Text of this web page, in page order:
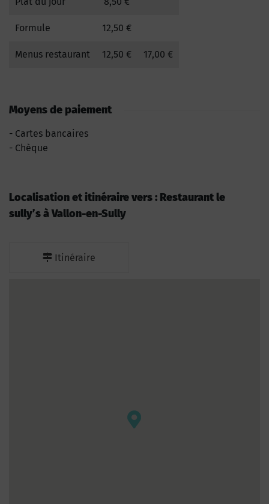
Formule 12,50 €
Menus restaurant 12,50 € 17,00 €
Moyens de paiement
Cartes bancaires
Chèque
Localisation et itinéraire vers : Restaurant le
sully’s à Vallon-en-Sully
Itinéraire